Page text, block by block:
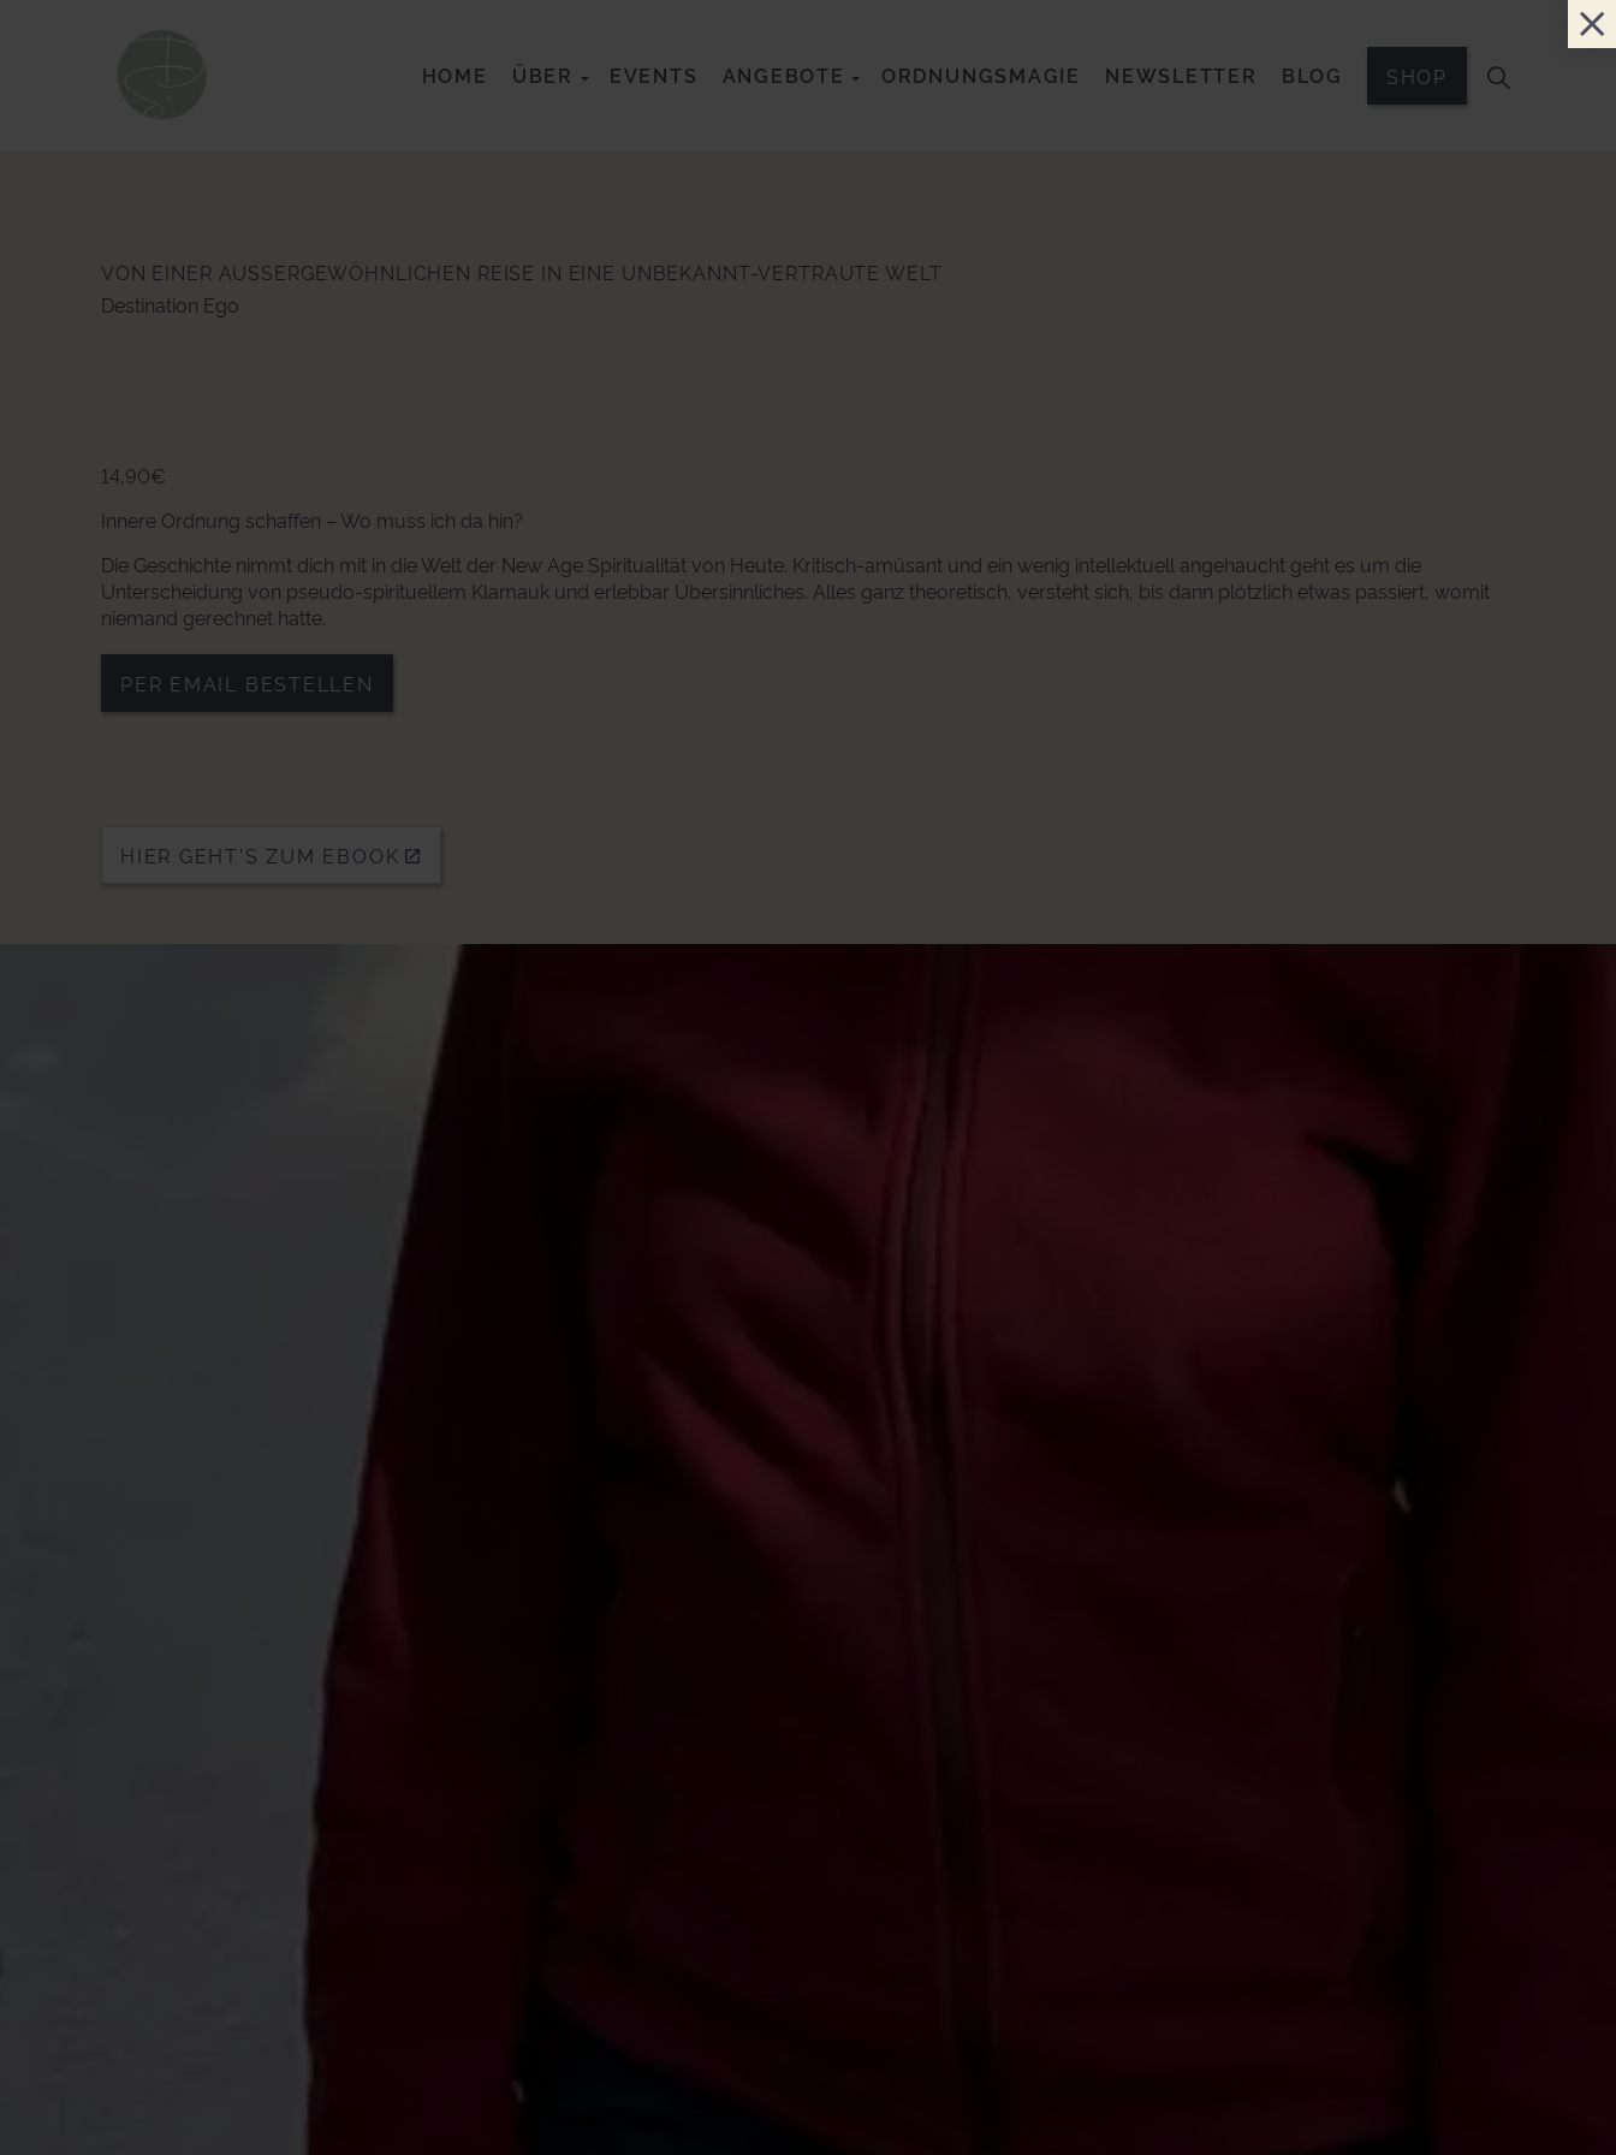
HOME ÜBER EVENTS ANGEBOTE ORDNUNGSMAGIE NEWSLETTER BLOG SHOP
VON EINER AUSSERGEWÖHNLICHEN REISE IN EINE UNBEKANNT-VERTRAUTE WELT
Destination Ego
14,90€
Innere Ordnung schaffen – Wo muss ich da hin?
Die Geschichte nimmt dich mit in die Welt der New Age Spiritualität von Heute. Kritisch-amüsant und ein wenig intellektuell angehaucht geht es um die
Unterscheidung von pseudo-spirituellem Klamauk und erlebbar Übersinnliches. Alles ganz theoretisch, versteht sich, bis dann plötzlich etwas passiert, womit
niemand gerechnet hatte.
PER EMAIL BESTELLEN
HIER GEHT'S ZUM EBOOK